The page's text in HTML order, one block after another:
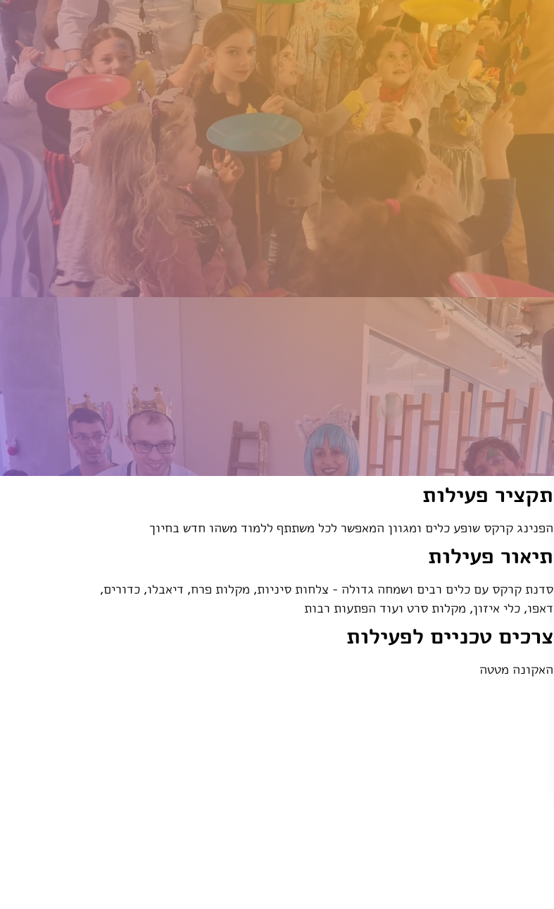
תקציר פעילות
הפנינג קרקס שופע כלים ומגוון המאפשר לכל משתתף ללמוד משהו חדש בחיוך
תיאור פעילות
סדנת קרקס עם כלים רבים ושמחה גדולה - צלחות סיניות, מקלות פרח, דיאבלו, כדורים,
דאפו, כלי איזון, מקלות סרט ועוד הפתעות רבות
צרכים טכניים לפעילות
האקונה מטטה